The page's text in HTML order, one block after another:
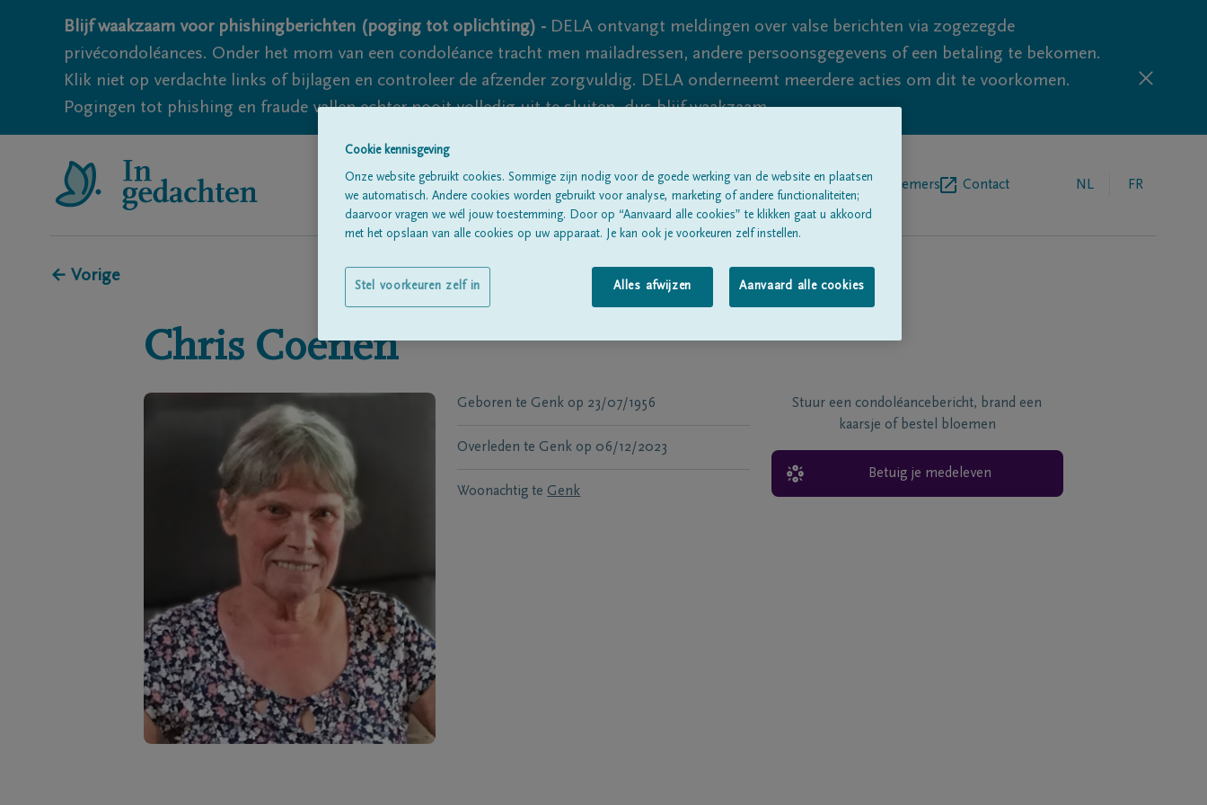
Blijf waakzaam voor phishingberichten (poging tot oplichting) - DELA ontvangt meldingen over valse berichten via zogezegde
privécondoléances. Onder het mom van een condoléance tracht men mailadressen, andere persoonsgegevens of een betaling te bekomen.
Klik niet op verdachte links of bijlagen en controleer de afzender zorgvuldig. DELA onderneemt meerdere acties om dit te voorkomen.
Pogingen tot phishing en fraude vallen echter nooit volledig uit te sluiten, dus blijf waakzaam.
Alle rouwberichtenOver onsBegrafenisondernemers Contact NL FR
← Vorige
Chris Coenen
Geboren te Genk op 23/07/1956
Overleden te Genk op 06/12/2023
Woonachtig te Genk
Stuur een condoléancebericht, brand een
kaarsje of bestel bloemen
Betuig je medeleven
Cookie kennisgeving
Onze website gebruikt cookies. Sommige zijn nodig voor de goede werking van de website en plaatsen
we automatisch. Andere cookies worden gebruikt voor analyse, marketing of andere functionaliteiten;
daarvoor vragen we wél jouw toestemming. Door op “Aanvaard alle cookies” te klikken gaat u akkoord
met het opslaan van alle cookies op uw apparaat. Je kan ook je voorkeuren zelf instellen.
Alles afwijzen Aanvaard alle cookies
Stel voorkeuren zelf in